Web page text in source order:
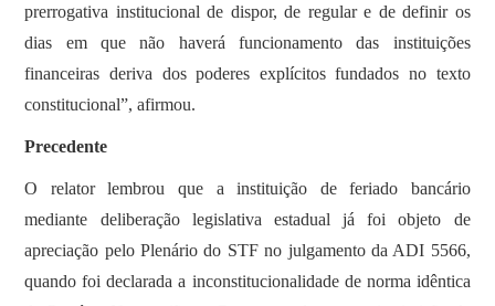
prerrogativa institucional de dispor, de regular e de definir os
dias em que não haverá funcionamento das instituições
financeiras deriva dos poderes explícitos fundados no texto
constitucional”, afirmou.
Precedente
O relator lembrou que a instituição de feriado bancário
mediante deliberação legislativa estadual já foi objeto de
apreciação pelo Plenário do STF no julgamento da ADI 5566,
quando foi declarada a inconstitucionalidade de norma idêntica